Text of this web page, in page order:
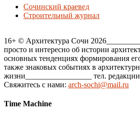
Сочинский краевед
Строительный журнал
16+ © Архитектура Сочи
просто и интересно об истории
основных тенденциях формирования
также знаковых событиях в
жизни_________________ тел.
Свяжитесь с нами: arch-sochi@mail.ru
Time Machine